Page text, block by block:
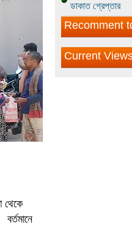
থেকে
ডাকাত গ্রেপ্তার
Recomment
Current